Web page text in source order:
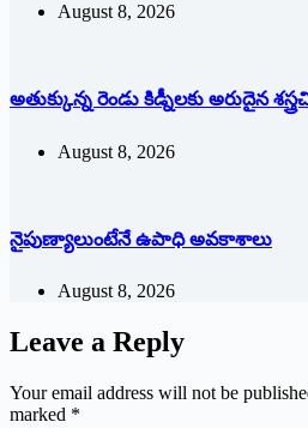
August 8, 2026
అతుక్కున్న రెండు కిడ్నీలకు అరుదైన
August 8, 2026
నైపుణ్యాలుంటేనే ఉపాధి అవకాశాలు
August 8, 2026
Leave a Reply
Your email address will not be
marked *